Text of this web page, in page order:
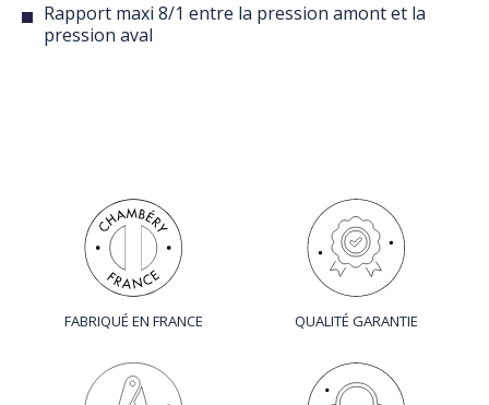
Rapport maxi 8/1 entre la pression amont et la
pression aval
FABRIQUÉ EN FRANCE QUALITÉ GARANTIE